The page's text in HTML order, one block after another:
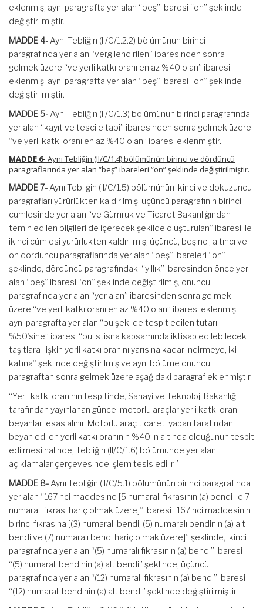
eklenmiş, aynı paragrafta yer alan “beş” ibaresi “on” şeklinde
değiştirilmiştir.
MADDE 4- Aynı Tebliğin (II/C/1.2.2) bölümünün birinci
paragrafında yer alan “vergilendirilen” ibaresinden sonra
gelmek üzere “ve yerli katkı oranı en az %40 olan” ibaresi
eklenmiş, aynı paragrafta yer alan “beş” ibaresi “on” şeklinde
değiştirilmiştir.
MADDE 5- Aynı Tebliğin (II/C/1.3) bölümünün birinci paragrafında
yer alan “kayıt ve tescile tabi” ibaresinden sonra gelmek üzere
“ve yerli katkı oranı en az %40 olan” ibaresi eklenmiştir.
MADDE 6- Aynı Tebliğin (II/C/1.4) bölümünün birinci ve dördüncü
paragraflarında yer alan “beş” ibareleri “on” şeklinde değiştirilmiştir.
MADDE 7- Aynı Tebliğin (II/C/1.5) bölümünün ikinci ve dokuzuncu
paragrafları yürürlükten kaldırılmış, üçüncü paragrafının birinci
cümlesinde yer alan “ve Gümrük ve Ticaret Bakanlığından
temin edilen bilgileri de içerecek şekilde oluşturulan” ibaresi ile
ikinci cümlesi yürürlükten kaldırılmış, üçüncü, beşinci, altıncı ve
on dördüncü paragraflarında yer alan “beş” ibareleri “on”
şeklinde, dördüncü paragrafındaki “yıllık” ibaresinden önce yer
alan “beş” ibaresi “on” şeklinde değiştirilmiş, onuncu
paragrafında yer alan “yer alan” ibaresinden sonra gelmek
üzere “ve yerli katkı oranı en az %40 olan” ibaresi eklenmiş,
aynı paragrafta yer alan “bu şekilde tespit edilen tutarı
%50’sine” ibaresi “bu istisna kapsamında iktisap edilebilecek
taşıtlara ilişkin yerli katkı oranını yarısına kadar indirmeye, iki
katına” şeklinde değiştirilmiş ve aynı bölüme onuncu
paragraftan sonra gelmek üzere aşağıdaki paragraf eklenmiştir.
“Yerli katkı oranının tespitinde, Sanayi ve Teknoloji Bakanlığı
tarafından yayınlanan güncel motorlu araçlar yerli katkı oranı
beyanları esas alınır. Motorlu araç ticareti yapan tarafından
beyan edilen yerli katkı oranının %40’ın altında olduğunun tespit
edilmesi halinde, Tebliğin (II/C/1.6) bölümünde yer alan
açıklamalar çerçevesinde işlem tesis edilir.”
MADDE 8- Aynı Tebliğin (II/C/5.1) bölümünün birinci paragrafında
yer alan “167 nci maddesine [5 numaralı fıkrasının (a) bendi ile 7
numaralı fıkrası hariç olmak üzere]” ibaresi “167 nci maddesinin
birinci fıkrasına [(3) numaralı bendi, (5) numaralı bendinin (a) alt
bendi ve (7) numaralı bendi hariç olmak üzere]” şeklinde, ikinci
paragrafında yer alan “(5) numaralı fıkrasının (a) bendi” ibaresi
“(5) numaralı bendinin (a) alt bendi” şeklinde, üçüncü
paragrafında yer alan “(12) numaralı fıkrasının (a) bendi” ibaresi
“(12) numaralı bendinin (a) alt bendi” şeklinde değiştirilmiştir.